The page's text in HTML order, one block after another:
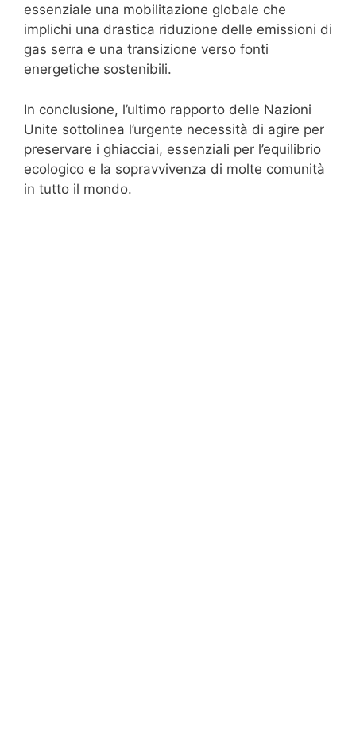
essenziale una mobilitazione globale che
implichi una drastica riduzione delle emissioni di
gas serra e una transizione verso fonti
energetiche sostenibili.
In conclusione, l’ultimo rapporto delle Nazioni
Unite sottolinea l’urgente necessità di agire per
preservare i ghiacciai, essenziali per l’equilibrio
ecologico e la sopravvivenza di molte comunità
in tutto il mondo.